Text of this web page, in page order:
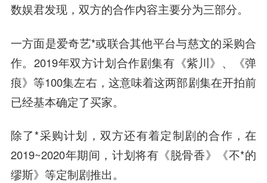
数娱君发现，双方的合作内容主要分为三部分。
一方面是爱奇艺*或联合其他平台与慈文的采购合
作。2019年双方计划合作剧集有《紫川》、《弹
痕》等100集左右，这意味着这两部剧集在开拍前
已经基本确定了买家。
除了*采购计划，双方还有着定制剧的合作，在
2019~2020年期间，计划将有《脱骨香》《不*的
缪斯》等定制剧推出。